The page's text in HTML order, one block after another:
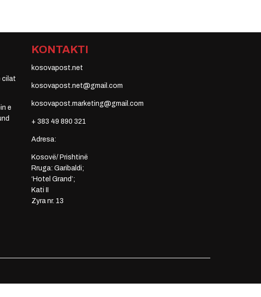
cilat
e
KONTAKTI
kosovapost.net
kosovapost.net@gmail.com
kosovapost.marketing@gmail.com
+ 383 49 890 321
Adresa:
Kosovë/ Prishtinë
Rruga: Garibaldi;
‘Hotel Grand’;
Kati II
Zyra nr. 13